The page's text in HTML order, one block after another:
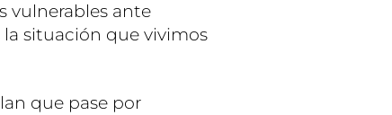
vulnerables ante
situación que vivimos
que pase por